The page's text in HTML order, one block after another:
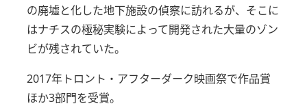
の廃墟と化した地下施設の偵察に訪れるが、そこに
はナチスの極秘実験によって開発された大量のゾン
ビが残されていた。
2017年トロント・アフターダーク映画祭で作品賞
ほか3部門を受賞。